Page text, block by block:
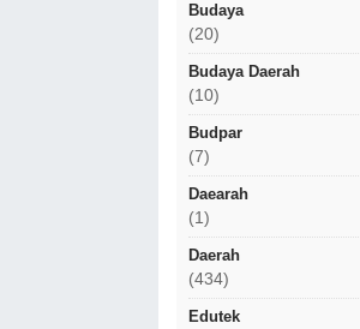
Budaya
(20)
Budaya Daerah
(10)
Budpar
(7)
Daearah
(1)
Daerah
(434)
Edutek